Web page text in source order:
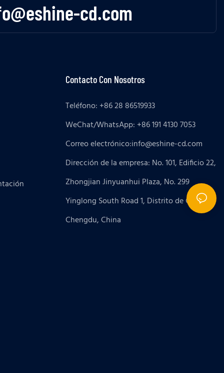
cd.com
Contacto Con Nosotros
Teléfono: +86 28 86519933
WeChat/WhatsApp: +86 191 4130 7053
Correo electrónico:info@eshine-cd.com
Dirección de la empresa: No. 101, Edificio 22,
Zhongjian Jinyuanhui Plaza, No. 299
Yinglong South Road 1, Distrito de Gaoxin,
Chengdu, China